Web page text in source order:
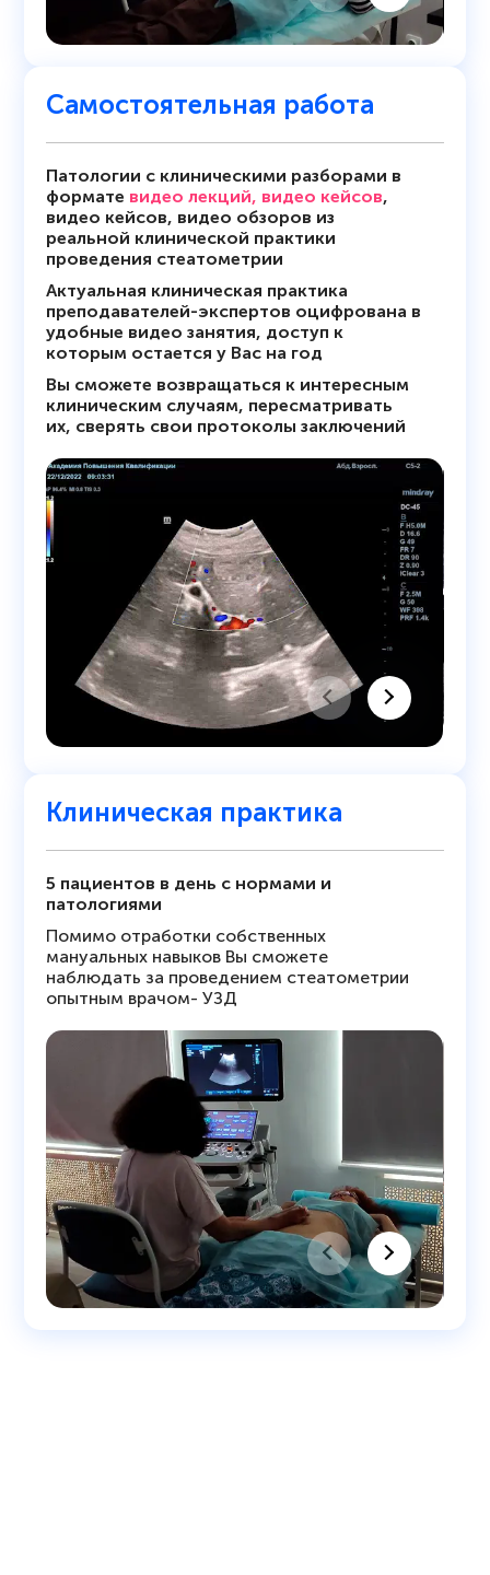
Самостоятельная работа
Патологии с клиническими разборами в
формате видео лекций, видео кейсов,
видео кейсов, видео обзоров из
реальной клинической практики
проведения стеатометрии
Актуальная клиническая практика
преподавателей-экспертов оцифрована в
удобные видео занятия, доступ к
которым остается у Вас на год
Вы сможете возвращаться к интересным
клиническим случаям, пересматривать
их, сверять свои протоколы заключений
Клиническая практика
5 пациентов в день с нормами и
патологиями
Помимо отработки собственных
мануальных навыков Вы сможете
наблюдать за проведением стеатометрии
опытным врачом- УЗД